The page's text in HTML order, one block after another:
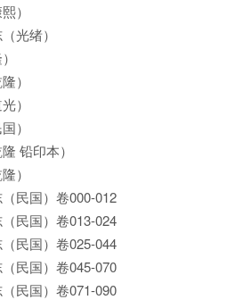
）
绪）
）
）
）
铅印本）
）
国）卷000-012
国）卷013-024
国）卷025-044
国）卷045-070
国）卷071-090